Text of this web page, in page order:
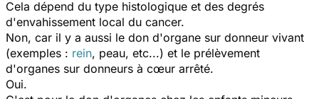
Cela dépend du type histologique et des degrés
d'envahissement local du cancer.
Non, car il y a aussi le don d'organe sur donneur vivant
(exemples : rein, peau, etc...) et le prélèvement
d'organes sur donneurs à cœur arrêté.
Oui.